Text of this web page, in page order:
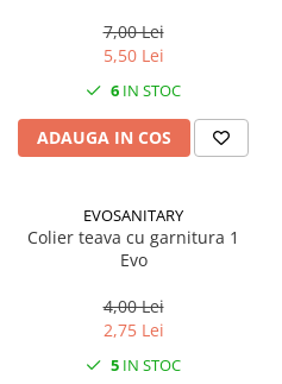
7,00 Lei
5,50 Lei
6 IN STOC
ADAUGA IN COS
EVOSANITARY
Colier teava cu garnitura 1
Evo
4,00 Lei
2,75 Lei
5 IN STOC